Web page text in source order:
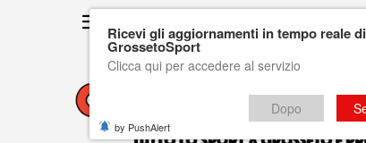
Ricevi gli aggiornamenti in tempo reale di
GrossetoSport
Clicca qui per accedere al servizio
Dopo
by PushAlert